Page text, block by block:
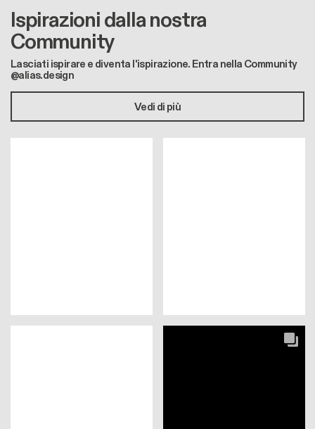
Ispirazioni dalla nostra
Community
Lasciati ispirare e diventa l'ispirazione. Entra nella Community
@alias.design
Vedi di più